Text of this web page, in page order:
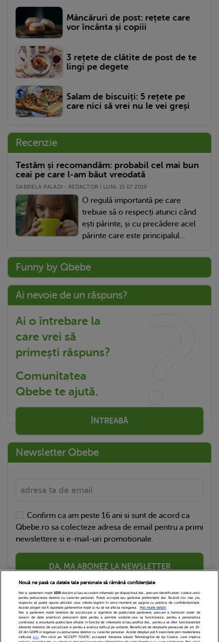
Mâncăruri de post: rețete care
vor încânta și copiii
3 rețete de clătite de post de te
lingi pe degete
Salam de biscuiți: 5 rețete pe
care nici să vrei nu le vei greși
Recenzie
Testăm și recomandăm: probabil cel mai bun
ceai pe care l-am băut vreodată
GABRIELA PALADI - REDACTOR | LUNI, 15.07.2019
O regulă importantă pe care
trebuie să o respecți atunci când
ești părinte, și cu precădere acel
părinte care este principalul...
Funny by Qbebe
Ai nevoie de un răspuns?
Ai o întrebare la
care vrei să
primești răspuns?
Comunitatea
Qbebe te ajută.
ÎNTREABĂ
Newsletter Qbebe
Confirm ca am peste 16 ani si sunt de acord ca
Qbebe.ro sa colecteze adresa de email pentru a primi
newslettere si e-mail-uri promotionale.
DA, MA ABONEZ LA NEWSLETTER
Nouă ne pasă ca datele tale personale să rămână confidențiale
Noi și partenerii noștri 1019stocăm și/sau accesăm informații pe dispozitivul dvs., precum identificatorii cookie unici
pentru prelucrarea datelor cu caracter personal. Puteți accepta sau gestiona preferințele dvs. făcând clic mai jos,
respectiv vă puteți opune utilizării unui interes legitim în orice moment pe pagina cu politica de confidențialitate.
Aceste alegeri vor fi raportate partenerilor noștri și nu vă vor afecta navigarea.
Mai multe detalii
Noi si partenerii nostri (retelele de socializare si agentiile de publicitate partenere, precum si furnizorii nostri de
servicii de date analitice) prelucram date pentru a permite website-ului sa functioneze, pentru a personaliza
continutul si anunturile publicitare afisate in functie de interesele si/sau profilul dvs., pentru a va oferi functionalitati
aferente retelelor de socializare si pentru a analiza traficul pe website. Beneficiati de drepturile prevazute de art. 15-
22 din GDPR in legatura cu prelucrarea datelor cu caracter personal. Aceste drepturi pot fi exercitate prin modalitatea
indicataaici. Prin click pe “ACCEPT TOATE”, acceptati folosirea tuturor Tehnologiilor de tip Cookie, care implica